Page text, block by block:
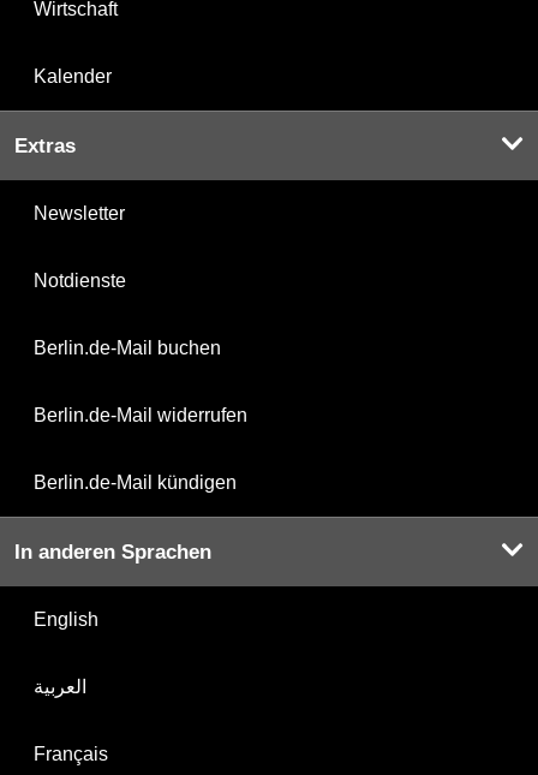
Wirtschaft
Kalender
Extras
Newsletter
Notdienste
Berlin.de-Mail buchen
Berlin.de-Mail widerrufen
Berlin.de-Mail kündigen
In anderen Sprachen
English
العربية
Français